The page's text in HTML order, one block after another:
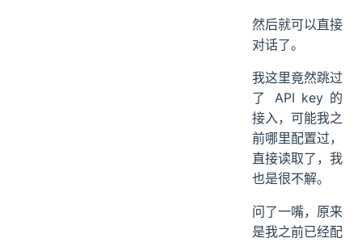
然后就可以直接
对话了。
我这里竟然跳过
了 API key 的
接入，可能我之
前哪里配置过，
直接读取了，我
也是很不解。
问了一嘴，原来
是我之前已经配